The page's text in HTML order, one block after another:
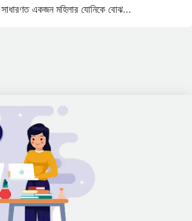
সাধারণত একজন মহিলার যোনিকে বোঝ…